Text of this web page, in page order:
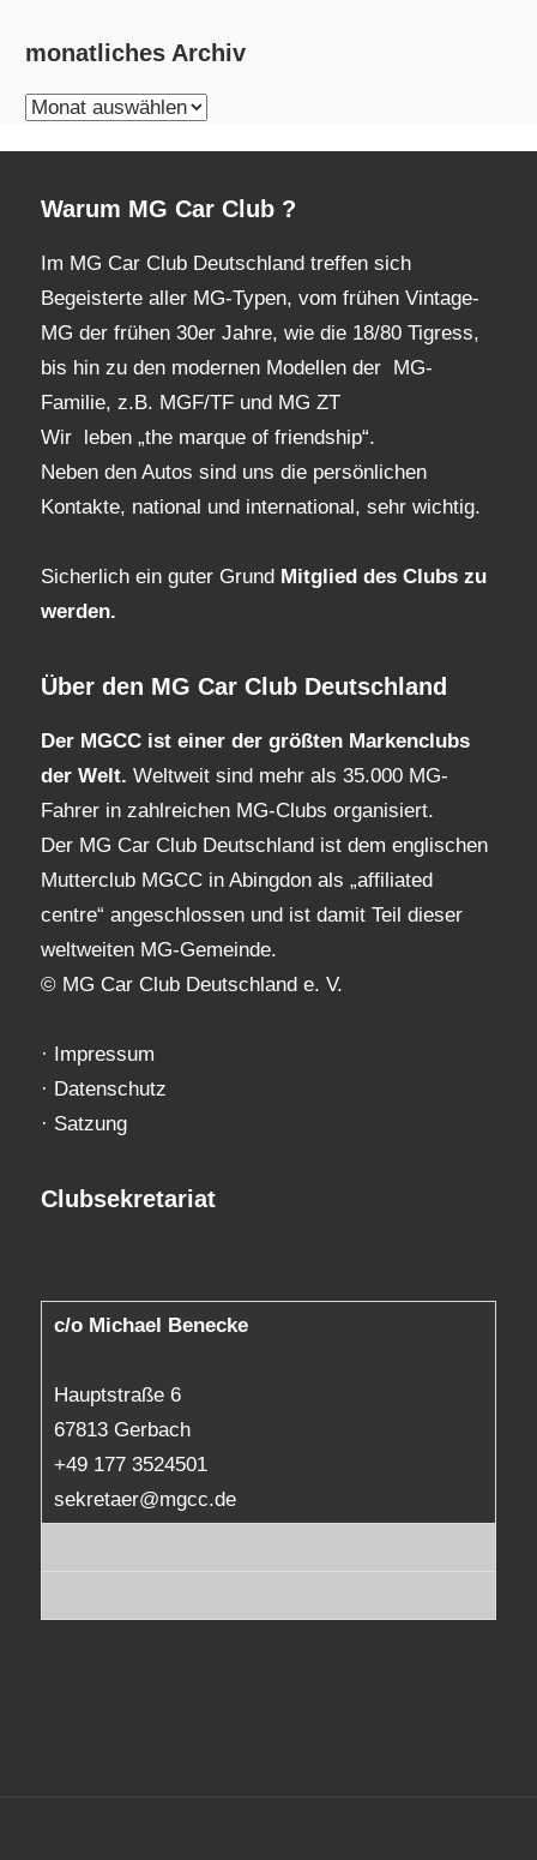
monatliches Archiv
monatliches
Warum MG Car Club ?
Im MG Car Club Deutschland treffen sich
Begeisterte aller MG-Typen, vom frühen Vintage-
MG der frühen 30er Jahre, wie die 18/80 Tigress,
bis hin zu den modernen Modellen der MG-
Familie, z.B. MGF/TF und MG ZT
Wir leben „the marque of friendship“.
Neben den Autos sind uns die persönlichen
Kontakte, national und international, sehr wichtig.
Sicherlich ein guter Grund Mitglied des Clubs zu
werden.
Über den MG Car Club Deutschland
Der MGCC ist einer der größten Markenclubs
der Welt. Weltweit sind mehr als 35.000 MG-
Fahrer in zahlreichen MG-Clubs organisiert.
Der MG Car Club Deutschland ist dem englischen
Mutterclub MGCC in Abingdon als „affiliated
centre“ angeschlossen und ist damit Teil dieser
weltweiten MG-Gemeinde.
© MG Car Club Deutschland e. V.
· Impressum
· Datenschutz
· Satzung
Clubsekretariat
c/o Michael Benecke
Hauptstraße 6
67813 Gerbach
+49 177 3524501
sekretaer@mgcc.de